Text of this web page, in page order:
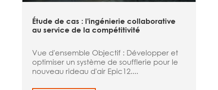
Étude de cas : l'ingénierie collaborative
au service de la compétitivité
Vue d'ensemble Objectif : Développer et
optimiser un système de soufflerie pour le
nouveau rideau d'air Epic12....